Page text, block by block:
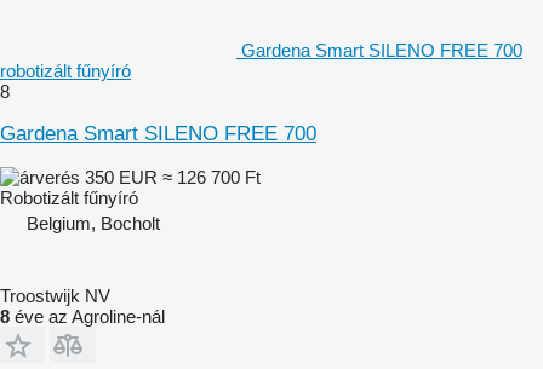
Gardena Smart SILENO FREE 700
robotizált fűnyíró
8
Gardena Smart SILENO FREE 700
350 EUR ≈ 126 700 Ft
Robotizált fűnyíró
Belgium, Bocholt
Troostwijk NV
8 éve az Agroline-nál